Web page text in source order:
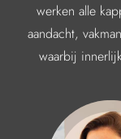
werken alle
aandacht,
waarbij